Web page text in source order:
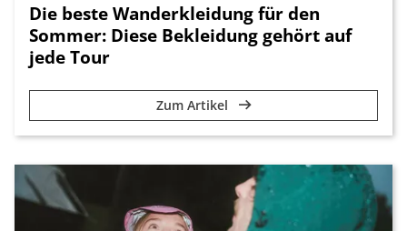
Die beste Wanderkleidung für den
Sommer: Diese Bekleidung gehört auf
jede Tour
Zum Artikel